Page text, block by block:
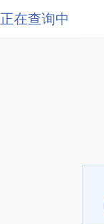
正在查询中